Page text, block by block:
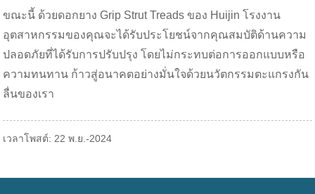
ขณะนี้ ด้วยดอกยาง Grip Strut Treads ของ Huijin โรงงาน
อุตสาหกรรมของคุณจะได้รับประโยชน์จากคุณสมบัติด้านความ
ปลอดภัยที่ได้รับการปรับปรุง โดยไม่กระทบต่อการออกแบบหรือ
ความทนทาน ก้าวสู่อนาคตอย่างมั่นใจด้วยนวัตกรรมตะแกรงกัน
ลื่นของเรา
เวลาโพสต์: 22 พ.ย.-2024